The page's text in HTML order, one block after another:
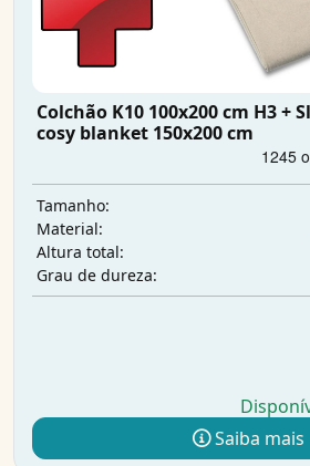
Colchão K10 100x200 cm H3 +
cosy blanket 150x200 cm
Tamanho:
Material:
Altura total:
Grau de dureza:
Saiba mais